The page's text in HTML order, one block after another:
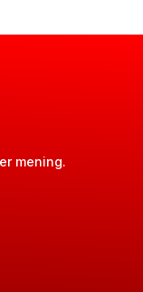
mening.